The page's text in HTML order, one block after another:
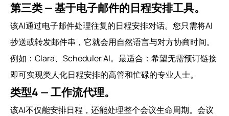
第三类 — 基于电子邮件的日程安排工具。
该AI通过电子邮件处理往复的日程安排对话。您只需将AI
抄送或转发邮件串，它就会用自然语言与对方协商时间。
例如：Clara、Scheduler AI。最适合：希望无需预订链接
即可实现类人化日程安排的高管和忙碌的专业人士。
类型4 — 工作流代理。
该AI不仅能安排日程，还能处理整个会议生命周期。会议